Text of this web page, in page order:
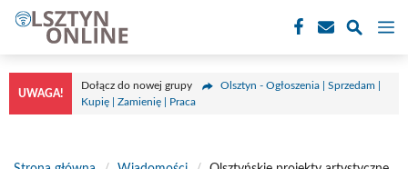
Przejdź
treści
UWAGA!
Dołącz do nowej grupy
Olsztyn - Ogłoszenia | Sprzedam |
Kupię | Zamienię | Praca